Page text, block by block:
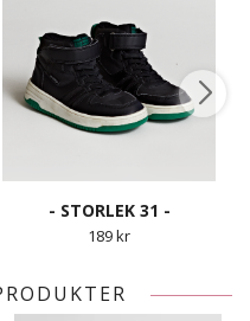
- STORLEK 31 -
189 kr